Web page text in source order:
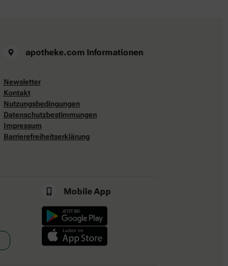
apotheke.com Informationen
Newsletter
Kontakt
Nutzungsbedingungen
Datenschutzbestimmungen
Impressum
Barrierefreiheitserklärung
Mobile App